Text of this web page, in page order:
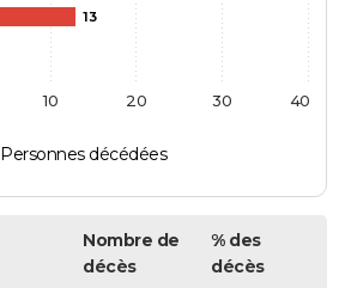
13
Personnes décédées
10 20 30 40
Nombre de
décès
% des
décès